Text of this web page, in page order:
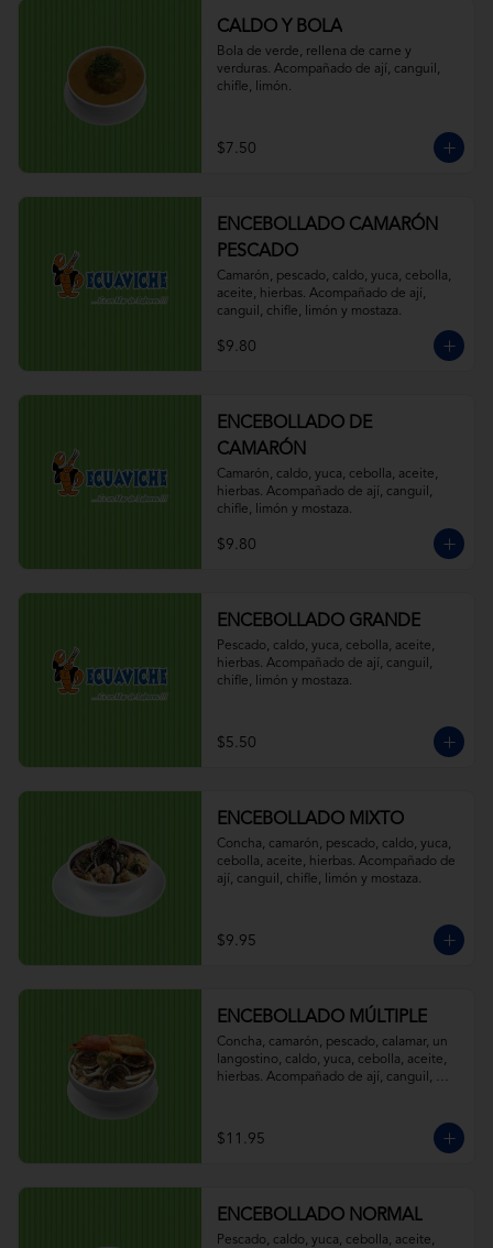
CALDO Y BOLA
Bola de verde, rellena de carne y
verduras. Acompañado de ají, canguil,
chifle, limón.
$7.50
ENCEBOLLADO CAMARÓN
PESCADO
Camarón, pescado, caldo, yuca, cebolla,
aceite, hierbas. Acompañado de ají,
canguil, chifle, limón y mostaza.
$9.80
ENCEBOLLADO DE
CAMARÓN
Camarón, caldo, yuca, cebolla, aceite,
hierbas. Acompañado de ají, canguil,
chifle, limón y mostaza.
$9.80
ENCEBOLLADO GRANDE
Pescado, caldo, yuca, cebolla, aceite,
hierbas. Acompañado de ají, canguil,
chifle, limón y mostaza.
$5.50
ENCEBOLLADO MIXTO
Concha, camarón, pescado, caldo, yuca,
cebolla, aceite, hierbas. Acompañado de
ají, canguil, chifle, limón y mostaza.
$9.95
ENCEBOLLADO MÚLTIPLE
Concha, camarón, pescado, calamar, un
langostino, caldo, yuca, cebolla, aceite,
hierbas. Acompañado de ají, canguil,
$11.95
ENCEBOLLADO NORMAL
Pescado, caldo, yuca, cebolla, aceite,